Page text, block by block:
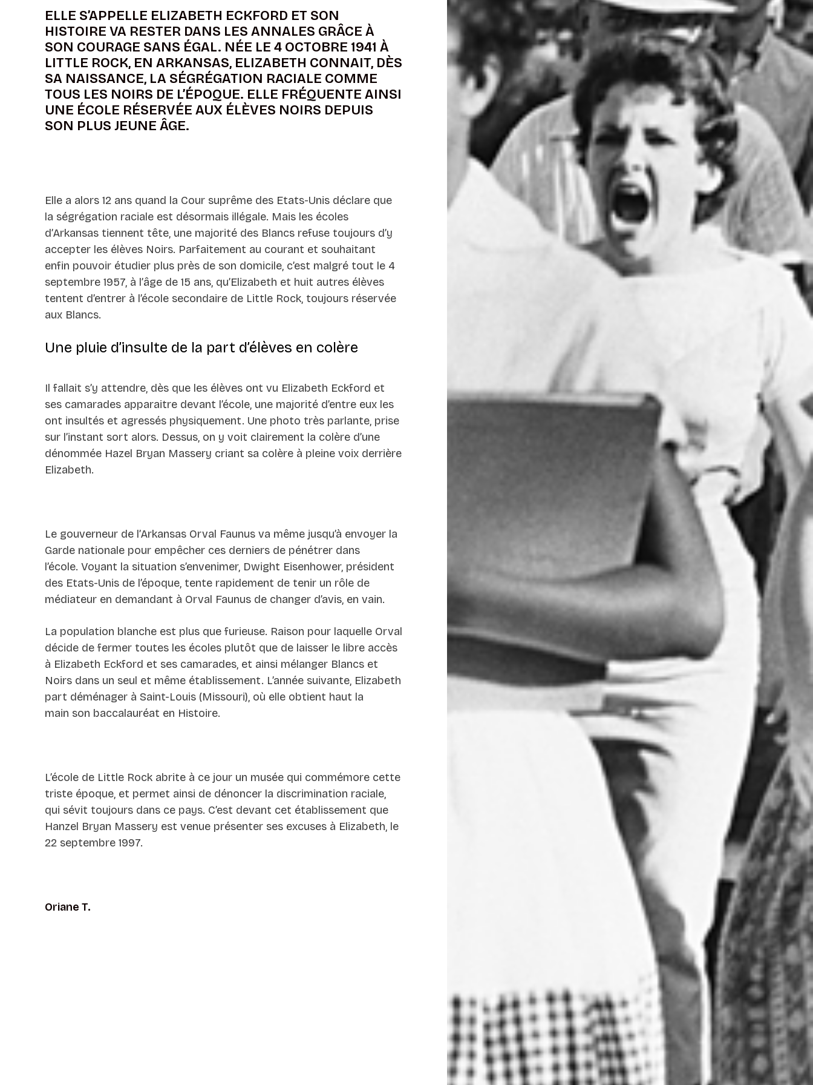
ELLE S’APPELLE ELIZABETH ECKFORD ET SON
HISTOIRE VA RESTER DANS LES ANNALES GRÂCE À
SON COURAGE SANS ÉGAL. NÉE LE 4 OCTOBRE 1941 À
LITTLE ROCK, EN ARKANSAS, ELIZABETH CONNAIT, DÈS
SA NAISSANCE, LA SÉGRÉGATION RACIALE COMME
TOUS LES NOIRS DE L’ÉPOQUE. ELLE FRÉQUENTE AINSI
UNE ÉCOLE RÉSERVÉE AUX ÉLÈVES NOIRS DEPUIS
SON PLUS JEUNE ÂGE.
Elle a alors 12 ans quand la Cour suprême des Etats-Unis déclare que
la ségrégation raciale est désormais illégale. Mais les écoles
d’Arkansas tiennent tête, une majorité des Blancs refuse toujours d’y
accepter les élèves Noirs. Parfaitement au courant et souhaitant
enfin pouvoir étudier plus près de son domicile, c’est malgré tout le 4
septembre 1957, à l’âge de 15 ans, qu’Elizabeth et huit autres élèves
tentent d’entrer à l’école secondaire de Little Rock, toujours réservée
aux Blancs.
Une pluie d’insulte de la part d’élèves en colère
Il fallait s’y attendre, dès que les élèves ont vu Elizabeth Eckford et
ses camarades apparaitre devant l’école, une majorité d’entre eux les
ont insultés et agressés physiquement. Une photo très parlante, prise
sur l’instant sort alors. Dessus, on y voit clairement la colère d’une
dénommée Hazel Bryan Massery criant sa colère à pleine voix derrière
Elizabeth.
Le gouverneur de l’Arkansas Orval Faunus va même jusqu’à envoyer la
Garde nationale pour empêcher ces derniers de pénétrer dans
l’école. Voyant la situation s’envenimer, Dwight Eisenhower, président
des Etats-Unis de l’époque, tente rapidement de tenir un rôle de
médiateur en demandant à Orval Faunus de changer d’avis, en vain.
La population blanche est plus que furieuse. Raison pour laquelle Orval
décide de fermer toutes les écoles plutôt que de laisser le libre accès
à Elizabeth Eckford et ses camarades, et ainsi mélanger Blancs et
Noirs dans un seul et même établissement. L’année suivante, Elizabeth
part déménager à Saint-Louis (Missouri), où elle obtient haut la
main son baccalauréat en Histoire.
L’école de Little Rock abrite à ce jour un musée qui commémore cette
triste époque, et permet ainsi de dénoncer la discrimination raciale,
qui sévit toujours dans ce pays. C’est devant cet établissement que
Hanzel Bryan Massery est venue présenter ses excuses à Elizabeth, le
22 septembre 1997.
Oriane T.